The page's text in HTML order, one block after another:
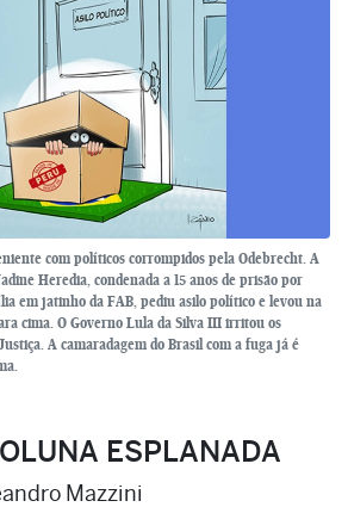
com políticos corrompidos pela Odebrecht. A
Heredia, condenada a 15 anos de prisão por
em jatinho da FAB, pediu asilo político e levou na
cima. O Governo Lula da Silva III irritou os
A camaradagem do Brasil com a fuga já é
ESPLANADA
Mazzini